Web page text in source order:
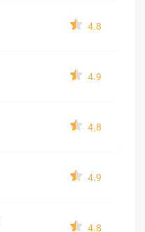
4.8
4.9
4.8
4.9
4.8